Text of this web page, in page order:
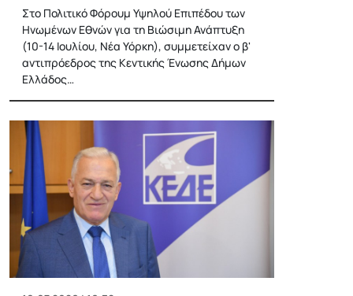
Στο Πολιτικό Φόρουμ Υψηλού Επιπέδου των
Ηνωμένων Εθνών για τη Βιώσιμη Ανάπτυξη
(10-14 Ιουλίου, Νέα Υόρκη), συμμετείχαν ο β'
αντιπρόεδρος της Κεντικής Ένωσης Δήμων
Ελλάδος…